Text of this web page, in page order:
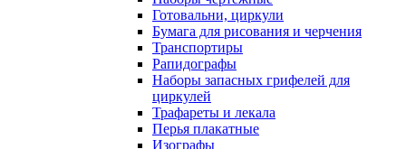
Готовальни, циркули
Бумага для рисования и черчения
Транспортиры
Рапидографы
Наборы запасных грифелей для
циркулей
Трафареты и лекала
Перья плакатные
Изографы